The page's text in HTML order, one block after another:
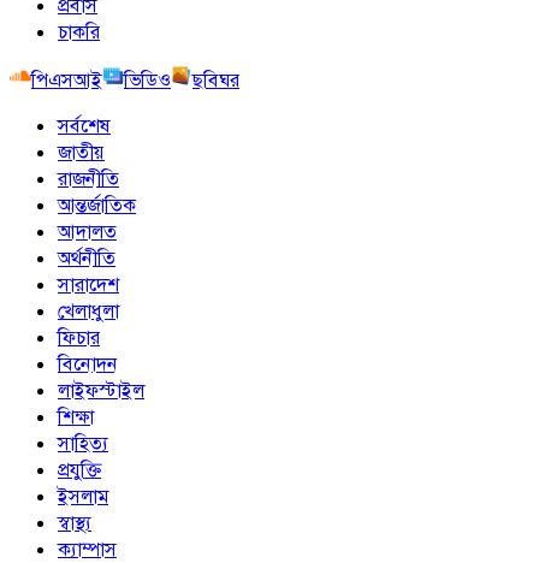
প্রবাস
চাকরি
পিএসআই
ভিডিও
ছবিঘর
সর্বশেষ
জাতীয়
রাজনীতি
আন্তর্জাতিক
আদালত
অর্থনীতি
সারাদেশ
খেলাধুলা
ফিচার
বিনোদন
লাইফস্টাইল
শিক্ষা
সাহিত্য
প্রযুক্তি
ইসলাম
স্বাস্থ্য
ক্যাম্পাস